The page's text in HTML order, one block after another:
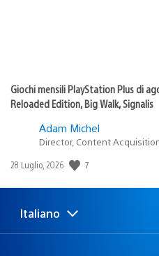
Giochi mensili PlayStation Plus di
Reloaded Edition, Big Walk, Signalis
Adam Michel
Director, Content
Data
pubblicazione:
28 Luglio, 2026 7
Seleziona
una
Regione
attuale:
Italiano